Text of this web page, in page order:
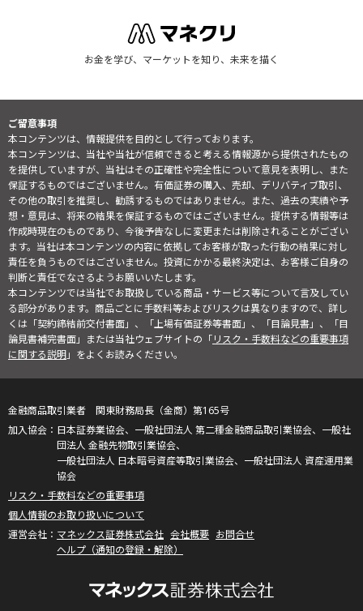
お金を学び、マーケットを知り、未来を描く
ご留意事項
本コンテンツは、情報提供を目的として行っております。
本コンテンツは、当社や当社が信頼できると考える情報源から提供されたもの
を提供していますが、当社はその正確性や完全性について意見を表明し、また
保証するものではございません。有価証券の購入、売却、デリバティブ取引、
その他の取引を推奨し、勧誘するものではありません。また、過去の実績や予
想・意見は、将来の結果を保証するものではございません。提供する情報等は
作成時現在のものであり、今後予告なしに変更または削除されることがござい
ます。当社は本コンテンツの内容に依拠してお客様が取った行動の結果に対し
責任を負うものではございません。投資にかかる最終決定は、お客様ご自身の
判断と責任でなさるようお願いいたします。
本コンテンツでは当社でお取扱している商品・サービス等について言及してい
る部分があります。商品ごとに手数料等およびリスクは異なりますので、詳し
くは「契約締結前交付書面」、「上場有価証券等書面」、「目論見書」、「目
論見書補完書面」または当社ウェブサイトの「リスク・手数料などの重要事項
に関する説明」をよくお読みください。
金融商品取引業者 関東財務局長（金商）第165号
日本証券業協会、一般社団法人 第二種金融商品取引業協会、一般社
団法人 金融先物取引業協会、
一般社団法人 日本暗号資産等取引業協会、一般社団法人 資産運用業
協会
リスク・手数料などの重要事項
個人情報のお取り扱いについて
マネックス証券株式会社 会社概要 お問合せ
ヘルプ（通知の登録・解除）